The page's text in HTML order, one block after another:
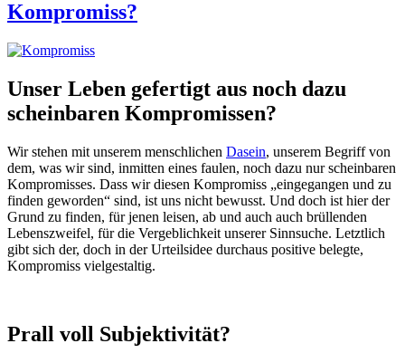
Kompromiss?
Unser Leben gefertigt aus noch dazu
scheinbaren Kompromissen?
Wir stehen mit unserem menschlichen Dasein, unserem Begriff von
dem, was wir sind, inmitten eines faulen, noch dazu nur scheinbaren
Kompromisses. Dass wir diesen Kompromiss „eingegangen und zu
finden geworden“ sind, ist uns nicht bewusst. Und doch ist hier der
Grund zu finden, für jenen leisen, ab und auch auch brüllenden
Lebenszweifel, für die Vergeblichkeit unserer Sinnsuche. Letztlich
gibt sich der, doch in der Urteilsidee durchaus positive belegte,
Kompromiss vielgestaltig.
Prall voll Subjektivität?